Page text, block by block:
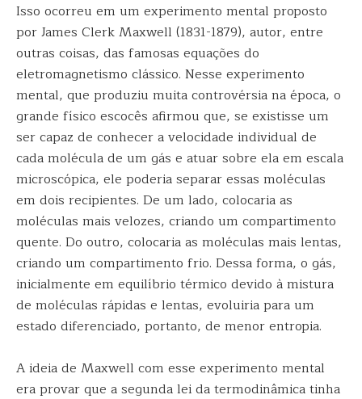
Isso ocorreu em um experimento mental proposto
por James Clerk Maxwell (1831-1879), autor, entre
outras coisas, das famosas equações do
eletromagnetismo clássico. Nesse experimento
mental, que produziu muita controvérsia na época, o
grande físico escocês afirmou que, se existisse um
ser capaz de conhecer a velocidade individual de
cada molécula de um gás e atuar sobre ela em escala
microscópica, ele poderia separar essas moléculas
em dois recipientes. De um lado, colocaria as
moléculas mais velozes, criando um compartimento
quente. Do outro, colocaria as moléculas mais lentas,
criando um compartimento frio. Dessa forma, o gás,
inicialmente em equilíbrio térmico devido à mistura
de moléculas rápidas e lentas, evoluiria para um
estado diferenciado, portanto, de menor entropia.
A ideia de Maxwell com esse experimento mental
era provar que a segunda lei da termodinâmica tinha